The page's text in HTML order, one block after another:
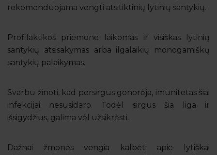
rekomenduojama vengti atsitiktinių lytinių santykių.
Profilaktikos priemone laikomas ir visiškas lytinių
santykių atsisakymas arba ilgalaikių monogamiškų
santykių palaikymas.
Svarbu žinoti, kad persirgus gonorėja, imunitetas šiai
infekcijai nesusidaro. Todėl sirgus šia liga ir
išsigydžius, galima vėl užsikrėsti.
Dažnai žmonės vengia kalbėti apie lytiškai